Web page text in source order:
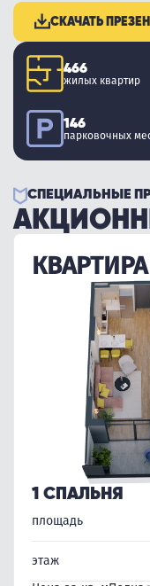
СКАЧАТЬ
466
жилых квартир
146
парковочных
СПЕЦИАЛЬНЫЕ
КВАРТИРА
1 СПАЛЬНЯ
площадь
этаж